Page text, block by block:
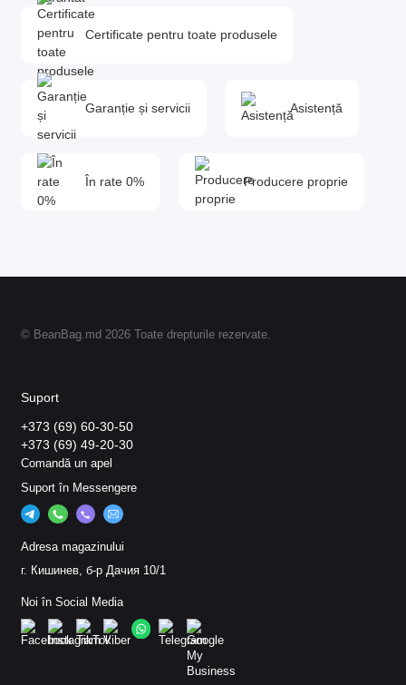
Certificate pentru toate produsele
Garanție și servicii Asistență
În rate 0% Producere proprie
© BeanBag.md 2026 Toate drepturile rezervate.
Suport
+373 (69) 60-30-50
+373 (69) 49-20-30
Comandă un apel
Suport în Messengere
Adresa magazinului
г. Кишинев, б-р Дачия 10/1
Noi în Social Media